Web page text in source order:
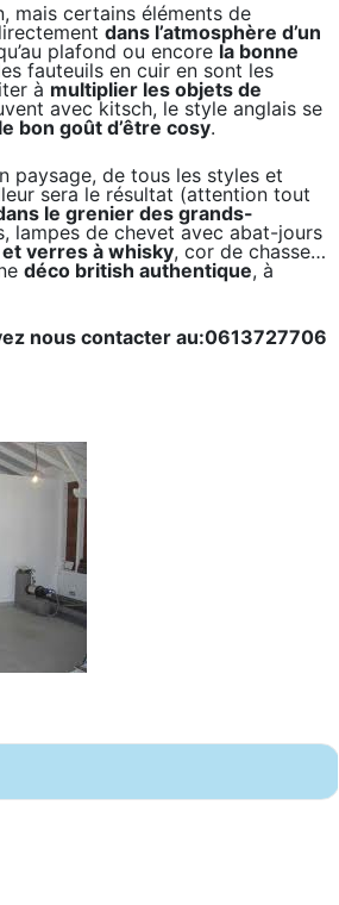
mais certains éléments de
dans l’atmosphère d’un
plafond ou encore la bonne
fauteuils en cuir en sont les
à multiplier les objets de
avec kitsch, le style anglais se
bon goût d’être cosy.
paysage, de tous les styles et
sera le résultat (attention tout
le grenier des grands-
lampes de chevet avec abat-jours
verres à whisky, cor de chasse…
déco british authentique, à
nous contacter au:0613727706